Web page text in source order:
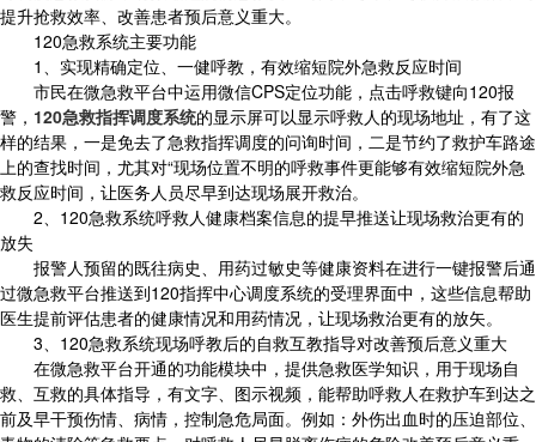
提升抢救效率、改善患者预后意义重大。
120急救系统主要功能
1、实现精确定位、一健呼教，有效缩短院外急救反应时间
市民在微急救平台中运用微信CPS定位功能，点击呼救键向120报
警， 120急救指挥调度系统的显示屏可以显示呼救人的现场地址，有了这
样的结果，一是免去了急救指挥调度的问询时间，二是节约了救护车路途
上的查找时间，尤其对“现场位置不明的呼救事件更能够有效缩短院外急
救反应时间，让医务人员尽早到达现场展开救治。
2、120急救系统呼救人健康档案信息的提早推送让现场救治更有的
放失
报警人预留的既往病史、用药过敏史等健康资料在进行一键报警后通
过微急救平台推送到120指挥中心调度系统的受理界面中，这些信息帮助
医生提前评估患者的健康情况和用药情况，让现场救治更有的放矢。
3、120急救系统现场呼教后的自救互教指导对改善预后意义重大
在微急救平台开通的功能模块中，提供急救医学知识，用于现场自
救、互救的具体指导，有文字、图示视频，能帮助呼救人在救护车到达之
前及早干预伤情、病情，控制急危局面。例如：外伤出血时的压迫部位、